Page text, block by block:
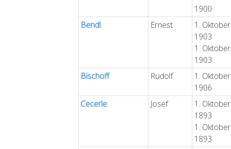
1900
Bendl Ernest
1. Oktober
1903
1. Oktober
1903
Bischoff Rudolf
1. Oktober
1906
Cecerle Josef
1. Oktober
1893
1. Oktober
1893